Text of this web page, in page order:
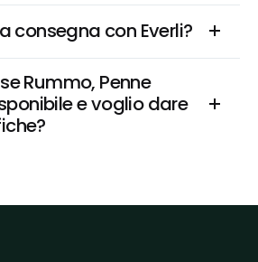
consegna con Everli?
Rummo, Penne
e voglio dare